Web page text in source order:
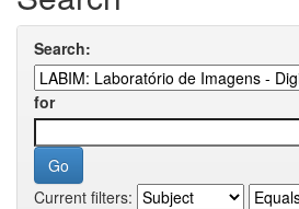
Search:
for
Current filters: